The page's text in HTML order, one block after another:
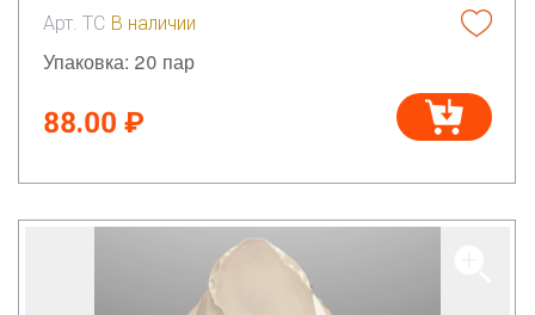
Арт. ТС В наличии
Упаковка: 20 пар
88.00 ₽